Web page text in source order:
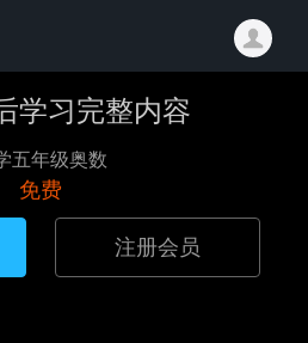
学习完整内容
五年级奥数
免费
注册会员